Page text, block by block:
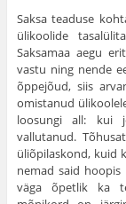
Saksa teaduse
ülikoo­lide
Saksamaa aegu
vastu ning nende
õppejõud, siis
omistanud
loosungi all: kui
vallutanud.
üliõpilaskond, kuid
nemad said
väga õpetlik ka